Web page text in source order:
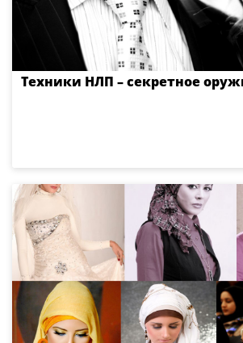
Техники НЛП – секретное